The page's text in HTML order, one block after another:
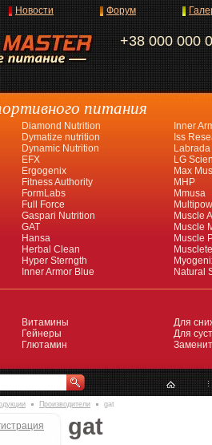
+38 000 000
Новости Форум
питания
Diamond Nutrition
Dymatize nutrition
Dynamic Nutrition
EFX
Ergogenix
Fitness Authority
FormLabs
Full Force
Gaspari Nutrition
GAT
Hansa
Herbal Clean
Hyper Sterngth
Inner Armor Blue
Inner
Iss
Labrada
LG
Max
MHP
Mmusa
Muscle
Muscle
Muscle
Natural
Витамины
Гейнеры
Глютамин
Для
Для
Производители gat
gat